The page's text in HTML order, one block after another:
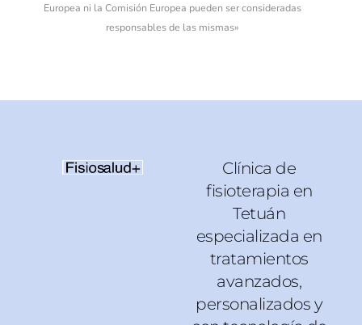
Europea ni la Comisión Europea pueden ser consideradas
responsables de las mismas»
Clínica de
fisioterapia en
Tetuán
especializada en
tratamientos
avanzados,
personalizados y